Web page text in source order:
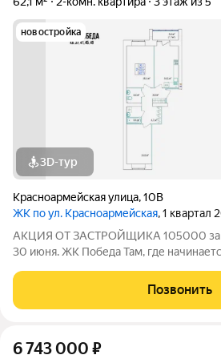
новостройка
3D-тур
Красноармейская улица,10В
ЖК по ул. Красноармейская, 1 квартал
АКЦИЯ ОТ ЗАСТРОЙЩИКА 105000 за
30 июня. ЖК Победа Там, где
современный 5-этажный кирпичный
созданный в формате уютного
Позвонить
6 743 000 ₽